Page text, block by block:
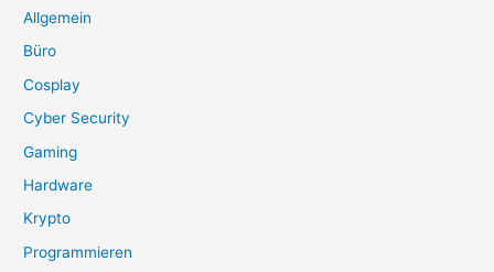
Allgemein
Büro
Cosplay
Cyber Security
Gaming
Hardware
Krypto
Programmieren